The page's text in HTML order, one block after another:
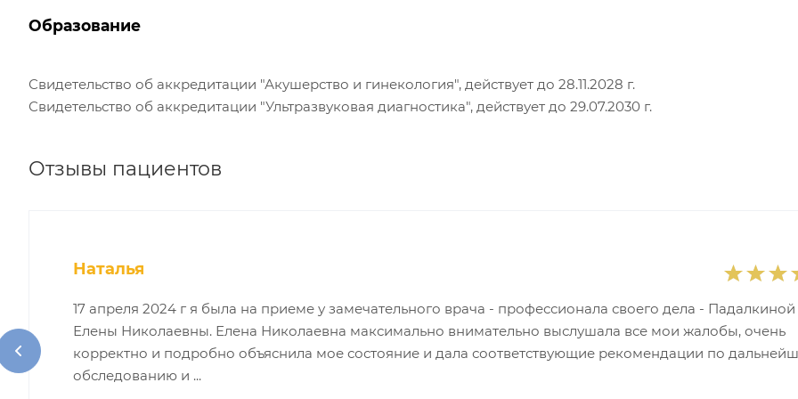
Образование
Свидетельство об аккредитации "Акушерство и гинекология", действует до 28.11.2028 г.
Свидетельство об аккредитации "Ультразвуковая диагностика", действует до 29.07.2030 г.
Отзывы пациентов
Наталья
17 апреля 2024 г я была на приеме у замечательного врача - профессионала своего дела - Падалкиной
Елены Николаевны. Елена Николаевна максимально внимательно выслушала все мои жалобы, очень
корректно и подробно объяснила мое состояние и дала соответствующие рекомендации по
обследованию и ...